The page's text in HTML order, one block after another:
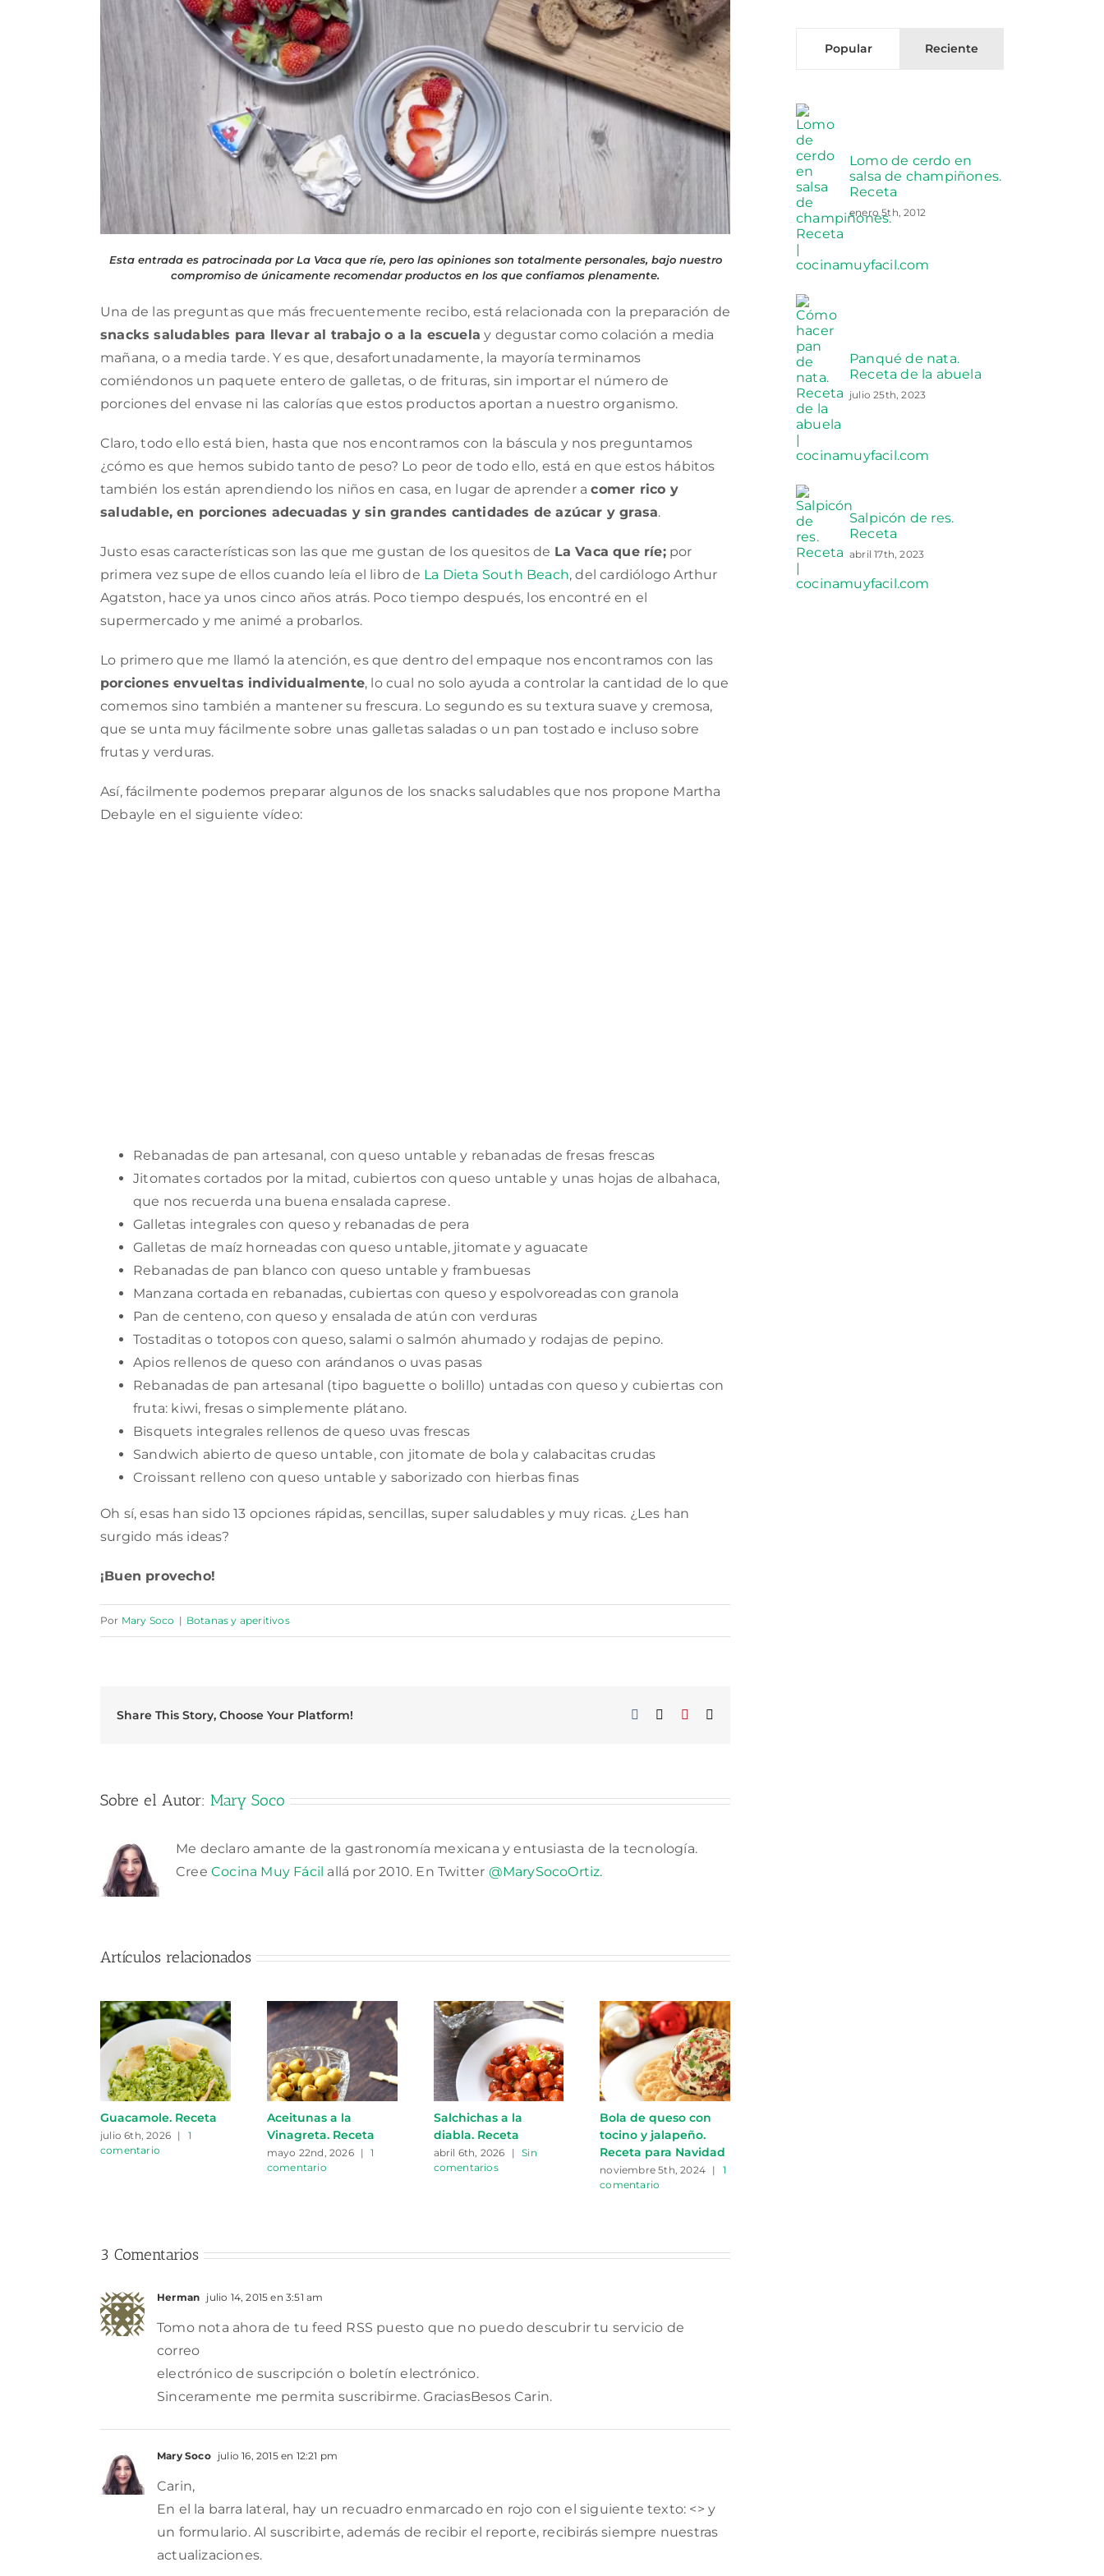
Esta entrada es patrocinada por La Vaca que ríe, pero las opiniones son totalmente personales, bajo nuestro
compromiso de únicamente recomendar productos en los que confiamos plenamente.
Una de las preguntas que más frecuentemente recibo, está relacionada con la preparación de
snacks saludables para llevar al trabajo o a la escuela y degustar como colación a media
mañana, o a media tarde. Y es que, desafortunadamente, la mayoría terminamos
comiéndonos un paquete entero de galletas, o de frituras, sin importar el número de
porciones del envase ni las calorías que estos productos aportan a nuestro organismo.
Claro, todo ello está bien, hasta que nos encontramos con la báscula y nos preguntamos
¿cómo es que hemos subido tanto de peso? Lo peor de todo ello, está en que estos hábitos
también los están aprendiendo los niños en casa, en lugar de aprender acomer rico y
saludable, en porciones adecuadas y sin grandes cantidades de azúcar y grasa.
Justo esas características son las que me gustan de los quesitos de La Vaca que ríe;por
primera vez supe de ellos cuando leía el libro de La Dieta South Beach, del cardiólogo Arthur
Agatston, hace ya unos cinco años atrás. Poco tiempo después, los encontré en el
supermercado y me animé a probarlos.
Lo primero que me llamó la atención, es que dentro del empaque nos encontramos con las
porciones envueltas individualmente, lo cual no solo ayuda a controlar la cantidad de lo que
comemos sino también a mantener su frescura. Lo segundo es su textura suave y cremosa,
que se unta muy fácilmente sobre unas galletas saladas o un pan tostado e incluso sobre
frutas y verduras.
Así, fácilmente podemos preparar algunos de los snacks saludables que nos propone Martha
Debayle en el siguiente vídeo:
Rebanadas de pan artesanal, con queso untable y rebanadas de fresas frescas
Jitomates cortados por la mitad, cubiertos con queso untable y unas hojas de albahaca,
que nos recuerda una buena ensalada caprese.
Galletas integrales con queso y rebanadas de pera
Galletas de maíz horneadas con queso untable, jitomate y aguacate
Rebanadas de pan blanco con queso untable y frambuesas
Manzana cortada en rebanadas, cubiertas con queso y espolvoreadas con granola
Pan de centeno, con queso y ensalada de atún con verduras
Tostaditas o totopos con queso, salami o salmón ahumado y rodajas de pepino.
Apios rellenos de queso con arándanos o uvas pasas
Rebanadas de pan artesanal (tipo baguette o bolillo) untadas con queso y cubiertas con
fruta: kiwi, fresas o simplemente plátano.
Bisquets integrales rellenos de queso uvas frescas
Sandwich abierto de queso untable, con jitomate de bola y calabacitas crudas
Croissant relleno con queso untable y saborizado con hierbas finas
Oh sí, esas han sido 13 opciones rápidas, sencillas, super saludables y muy ricas. ¿Les han
surgido más ideas?
¡Buen provecho!
Por Mary Soco | Botanas y aperitivos
Share This Story, Choose Your Platform! Facebook Pinterest
Sobre el Autor: Mary Soco
Me declaro amante de la gastronomía mexicana y entusiasta de la tecnología.
Cree Cocina Muy Fácil allá por 2010. En Twitter @MarySocoOrtiz.
Artículos relacionados
Guacamole. Receta
julio 6th, 2026 |
1
comentario
Aceitunas a la
Vinagreta. Receta
mayo 22nd, 2026 |
1
comentario
Salchichas a la
diabla. Receta
abril 6th, 2026 |
Sin
comentarios
Bola de queso con
tocino y jalapeño.
Receta para Navidad
noviembre 5th, 2024 |
1
comentario
3 Comentarios
Herman julio 14, 2015 en 3:51 am
Tomo nota ahora de tu feed RSS puesto que no puedo descubrir tu servicio de
correo
electrónico de suscripción o boletín electrónico.
Sinceramente me permita suscribirme. GraciasBesos Carin.
Mary Soco julio 16, 2015 en 12:21 pm
Carin,
En el la barra lateral, hay un recuadro enmarcado en rojo con el siguiente texto: <> y
un formulario. Al suscribirte, además de recibir el reporte, recibirás siempre nuestras
actualizaciones.
Popular Reciente
Lomo de cerdo en
salsa de champiñones.
Receta
enero 5th, 2012
Panqué de nata.
Receta de la abuela
julio 25th, 2023
Salpicón de res.
Receta
abril 17th, 2023